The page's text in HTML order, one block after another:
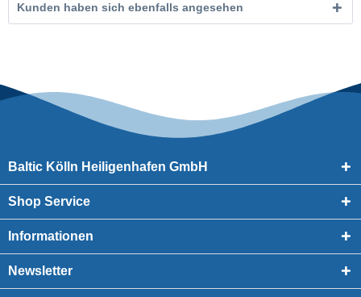
Kunden haben sich ebenfalls angesehen
Baltic Kölln Heiligenhafen GmbH
Shop Service
Informationen
Newsletter